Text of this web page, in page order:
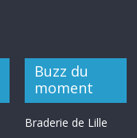
Buzz du
moment
Braderie de Lille